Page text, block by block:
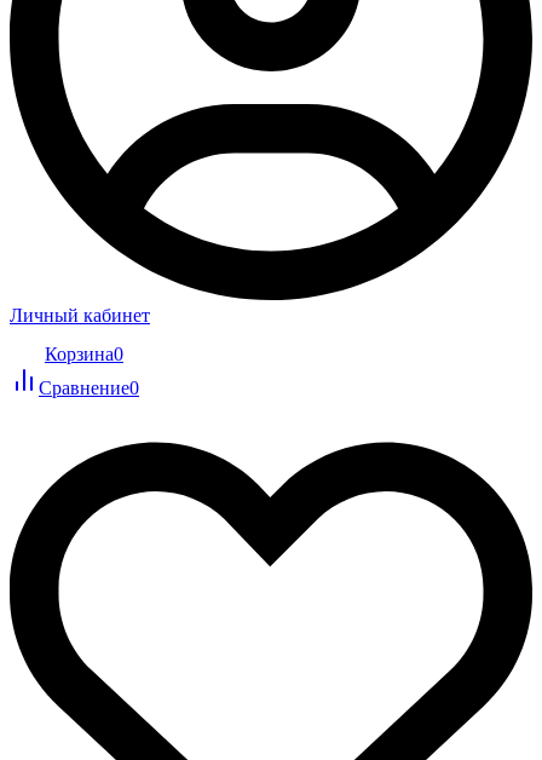
Личный кабинет
Корзина0
Сравнение0